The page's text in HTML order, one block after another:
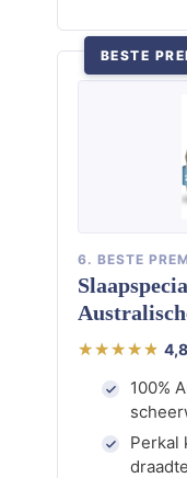
BESTE
6. BESTE
4,8
100%
Perkal